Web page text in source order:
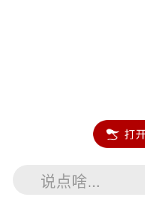
说点啥...